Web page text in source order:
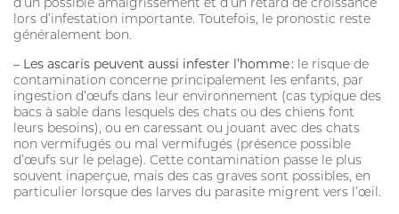
lors d’infestation importante. Toutefois, le pronostic reste
généralement bon.
– Les ascaris peuvent aussi infester l’homme : le risque de
contamination concerne principalement les enfants, par
ingestion d’œufs dans leur environnement (cas typique des
bacs à sable dans lesquels des chats ou des chiens font
leurs besoins), ou en caressant ou jouant avec des chats
non vermifugés ou mal vermifugés (présence possible
d’œufs sur le pelage). Cette contamination passe le plus
souvent inaperçue, mais des cas graves sont possibles, en
particulier lorsque des larves du parasite migrent vers l’œil.